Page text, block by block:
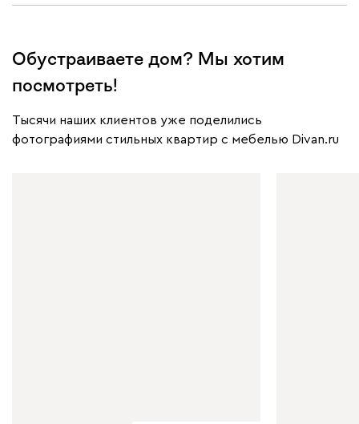
Обустраиваете дом? Мы хотим
посмотреть!
Тысячи наших клиентов уже поделились
фотографиями стильных квартир с мебелью Divan.ru